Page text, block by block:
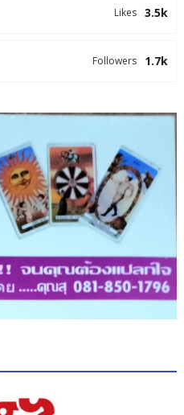
3.5k
Likes
1.7k
Followers